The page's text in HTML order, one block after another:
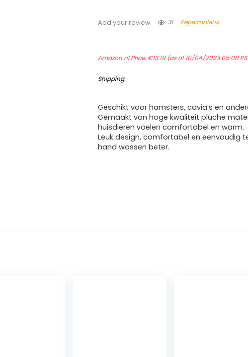
Add your review 31 Pepermolens
Amazon.nl Price:€13.19(as of 10/04/2023 05:08
Shipping.
Geschikt voor hamsters, cavia’s en
Gemaakt van hoge kwaliteit pluche
huisdieren voelen comfortabel en warm.
Leuk design, comfortabel en eenvoudig
hand wassen beter.